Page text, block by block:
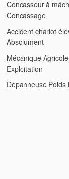
Concasseur à
Concassage
Accident chariot
Absolument
Mécanique
Exploitation
Dépanneuse Poids